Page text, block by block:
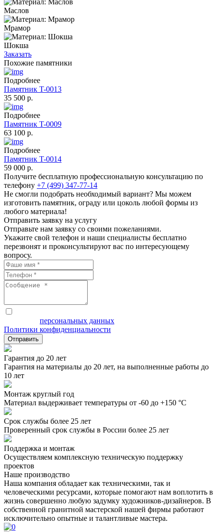
Маслов
Мрамор
Шокша
Заказать
Похожие памятники
Подробнее
Памятник T-0013
35 500 р.
Подробнее
Памятник T-0009
63 100 р.
Подробнее
Памятник T-0014
59 000 р.
Получите бесплатную профессиональную консультацию по
телефону +7 (499) 347-77-14
Не смогли подобрать необходимый вариант? Мы можем
изготовить памятник, ограду или цоколь любой формы из
любого материала!
Отправить заявку на услугу
Отправьте нам заявку со своими пожеланиями.
Укажите свой телефон и наши специалисты бесплатно
перезвонят и проконсультируют вас по интересующему
вопросу.
персональных данных
Политики конфиденциальности
Отправить
Гарантия до 20 лет
Гарантия на материалы до 20 лет, на выполненные работы до
10 лет
Монтаж круглый год
Материал выдерживает температуры от -60 до +150 °C
Срок службы более 25 лет
Проверенный срок службы в России более 25 лет
Поддержка и монтаж
Осуществляем комплексную техническую поддержку
проектов
Наше производство
Наша компания обладает как техническими, так и
человеческими ресурсами, которые помогают нам воплотить в
жизнь совершенно любую задумку художников-дизайнеров. В
собственной гранитной мастерской нашей фирмы работают
исключительно опытные и талантливые мастера.